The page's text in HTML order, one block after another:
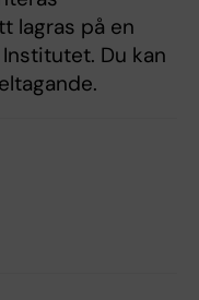
lagras på en
Du kan